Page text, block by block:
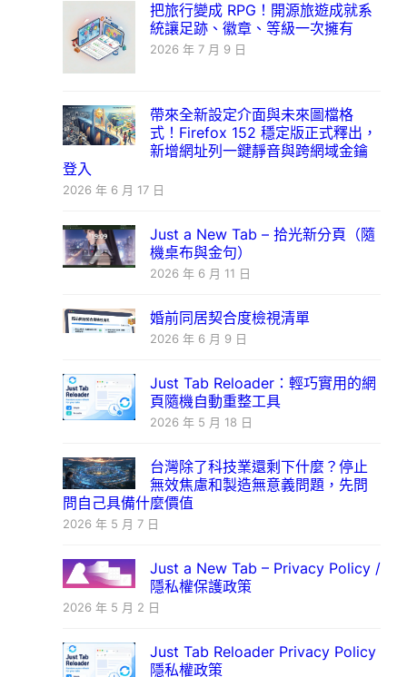
把旅行變成 RPG！開源旅遊成就系
統讓足跡、徽章、等級一次擁有
2026 年 7 月 9 日
帶來全新設定介面與未來圖檔格
式！Firefox 152 穩定版正式釋出，
新增網址列一鍵靜音與跨網域金鑰
登入
2026 年 6 月 17 日
Just a New Tab – 拾光新分頁（隨
機桌布與金句）
2026 年 6 月 11 日
婚前同居契合度檢視清單
2026 年 6 月 9 日
Just Tab Reloader：輕巧實用的網
頁隨機自動重整工具
2026 年 5 月 18 日
台灣除了科技業還剩下什麼？停止
無效焦慮和製造無意義問題，先問
問自己具備什麼價值
2026 年 5 月 7 日
Just a New Tab – Privacy Policy /
隱私權保護政策
2026 年 5 月 2 日
Just Tab Reloader Privacy Policy
隱私權政策